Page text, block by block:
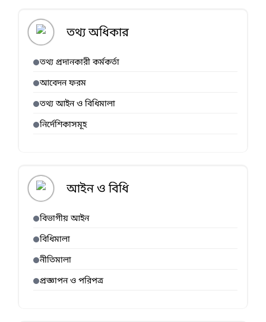
তথ্য অধিকার
তথ্য প্রদানকারী কর্মকর্তা
আবেদন ফরম
তথ্য আইন ও বিধিমালা
নির্দেশিকাসমূহ
আইন ও বিধি
বিভাগীয় আইন
বিধিমালা
নীতিমালা
প্রজ্ঞাপন ও পরিপত্র